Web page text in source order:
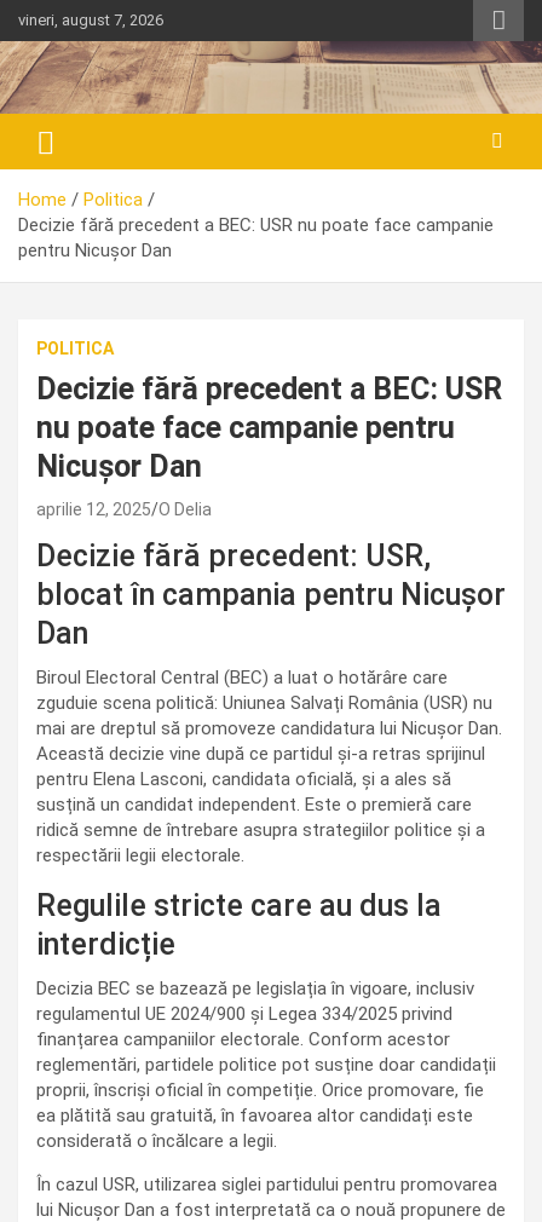
Skip
to
content
vineri, august 7, 2026
Home
Politica
Decizie fără precedent a BEC: USR nu poate face campanie
pentru Nicușor Dan
POLITICA
Decizie fără precedent a BEC: USR
nu poate face campanie pentru
Nicușor Dan
aprilie 12, 2025 O Delia
Decizie fără precedent: USR,
blocat în campania pentru Nicușor
Dan
Biroul Electoral Central (BEC) a luat o hotărâre care
zguduie scena politică: Uniunea Salvați România (USR) nu
mai are dreptul să promoveze candidatura lui Nicușor Dan.
Această decizie vine după ce partidul și-a retras sprijinul
pentru Elena Lasconi, candidata oficială, și a ales să
susțină un candidat independent. Este o premieră care
ridică semne de întrebare asupra strategiilor politice și a
respectării legii electorale.
Regulile stricte care au dus la
interdicție
Decizia BEC se bazează pe legislația în vigoare, inclusiv
regulamentul UE 2024/900 și Legea 334/2025 privind
finanțarea campaniilor electorale. Conform acestor
reglementări, partidele politice pot susține doar candidații
proprii, înscriși oficial în competiție. Orice promovare, fie
ea plătită sau gratuită, în favoarea altor candidați este
considerată o încălcare a legii.
În cazul USR, utilizarea siglei partidului pentru promovarea
lui Nicușor Dan a fost interpretată ca o nouă propunere de